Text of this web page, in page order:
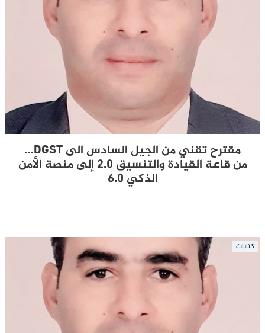
مقترح تقني من الجيل السادس الى DGST…
من قاعة القيادة والتنسيق 2.0 إلى منصة الأمن
الذكي 6.0
كتابات